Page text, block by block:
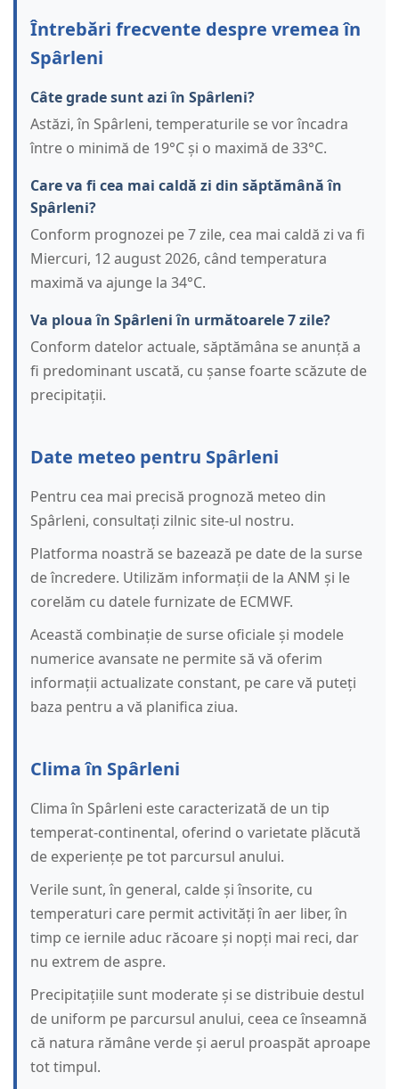
Întrebări frecvente despre vremea în
Spârleni
Câte grade sunt azi în Spârleni?
Astăzi, în Spârleni, temperaturile se vor încadra
între o minimă de 19°C și o maximă de 33°C.
Care va fi cea mai caldă zi din săptămână în
Spârleni?
Conform prognozei pe 7 zile, cea mai caldă zi va fi
Miercuri, 12 august 2026, când temperatura
maximă va ajunge la 34°C.
Va ploua în Spârleni în următoarele 7 zile?
Conform datelor actuale, săptămâna se anunță a
fi predominant uscată, cu șanse foarte scăzute de
precipitații.
Date meteo pentru Spârleni
Pentru cea mai precisă prognoză meteo din
Spârleni, consultați zilnic site-ul nostru.
Platforma noastră se bazează pe date de la surse
de încredere. Utilizăm informații de la ANM și le
corelăm cu datele furnizate de ECMWF.
Această combinație de surse oficiale și modele
numerice avansate ne permite să vă oferim
informații actualizate constant, pe care vă puteți
baza pentru a vă planifica ziua.
Clima în Spârleni
Clima în Spârleni este caracterizată de un tip
temperat-continental, oferind o varietate plăcută
de experiențe pe tot parcursul anului.
Verile sunt, în general, calde și însorite, cu
temperaturi care permit activități în aer liber, în
timp ce iernile aduc răcoare și nopți mai reci, dar
nu extrem de aspre.
Precipitațiile sunt moderate și se distribuie destul
de uniform pe parcursul anului, ceea ce înseamnă
că natura rămâne verde și aerul proaspăt aproape
tot timpul.